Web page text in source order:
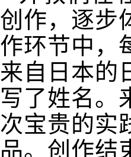
创作，逐步
作环节中，
来自日本的
写了姓名。
次宝贵的实
品。创作结